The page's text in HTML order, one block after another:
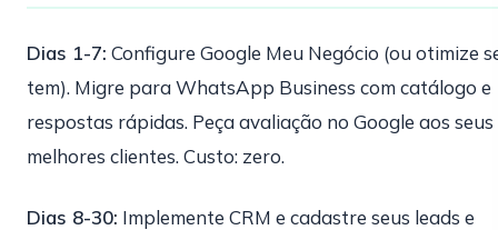
Dias 1-7: Configure Google Meu Negócio (ou otimize
tem). Migre para WhatsApp Business com catálogo e
respostas rápidas. Peça avaliação no Google aos seus
melhores clientes. Custo: zero.
Dias 8-30: Implemente CRM e cadastre seus leads e